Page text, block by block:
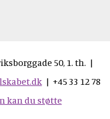
50, 1. th. |
| +45 33 12 78
kan du støtte